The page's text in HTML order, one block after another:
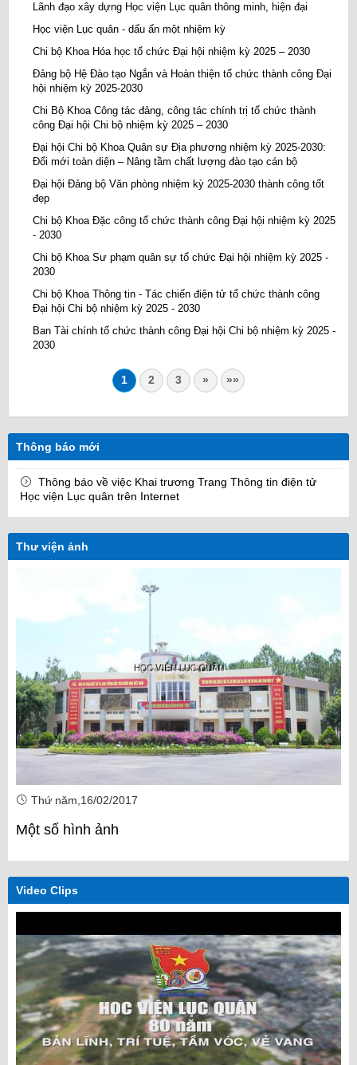
Lãnh đạo xây dựng Học viện Lục quân thông minh, hiện đại
Học viện Lục quân - dấu ấn một nhiệm kỳ
Chi bộ Khoa Hóa học tổ chức Đại hội nhiệm kỳ 2025 – 2030
Đảng bộ Hệ Đào tạo Ngắn và Hoàn thiện tổ chức thành công Đại
hội nhiệm kỳ 2025-2030
Chi Bộ Khoa Công tác đảng, công tác chính trị tổ chức thành
công Đại hội Chi bộ nhiệm kỳ 2025 – 2030
Đại hội Chi bộ Khoa Quân sự Địa phương nhiệm kỳ 2025-2030:
Đổi mới toàn diện – Nâng tầm chất lượng đào tạo cán bộ
Đại hội Đảng bộ Văn phòng nhiệm kỳ 2025-2030 thành công tốt
đẹp
Chi bộ Khoa Đặc công tổ chức thành công Đại hội nhiệm kỳ 2025
- 2030
Chi bộ Khoa Sư phạm quân sự tổ chức Đại hội nhiệm kỳ 2025 -
2030
Chi bộ Khoa Thông tin - Tác chiến điện tử tổ chức thành công
Đại hội Chi bộ nhiệm kỳ 2025 - 2030
Ban Tài chính tổ chức thành công Đại hội Chi bộ nhiệm kỳ 2025 -
2030
1 2 3 » »»
Thông báo mới
Thông báo về việc Khai trương Trang Thông tin điện tử
Học viện Lục quân trên Internet
Thư viện ảnh
Thứ năm,16/02/2017
Một số hình ảnh
Video Clips